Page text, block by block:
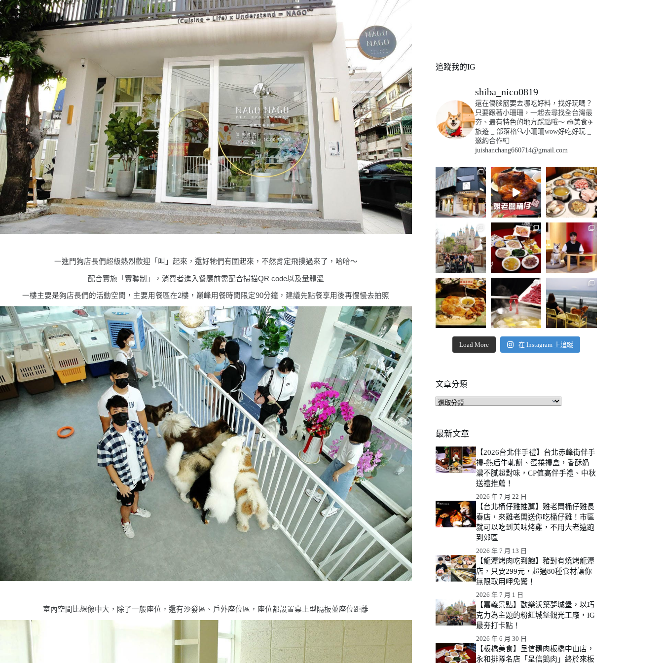
一進門狗店長們超級熱烈歡迎「叫」起來，還好牠們有圍起來，不然肯定飛撲過來了，哈哈〜
配合實施「實聯制」，消費者進入餐廳前需配合掃描QR code以及量體溫
一樓主要是狗店長們的活動空間，主要用餐區在2樓，巔峰用餐時間限定90分鐘，建議先點餐享用後再慢慢去拍照
室內空間比想像中大，除了一般座位，還有沙發區、戶外座位區，座位都設置桌上型隔板並座位距離
追蹤我的IG
shiba_nico0819
還在傷腦筋要去哪吃好料，找好玩嗎？
只要跟著小珊珊，一起去尋找全台灣最
夯、最有特色的地方踩點哦～ 🍰美食✈️
旅遊
部落格🔍小珊珊wow好吃好玩
邀約合作📮
juishanchang660714@gmail.com
Load More 在 Instagram 上追蹤
文章分類
文
類
最新文章
【2026台北伴手禮】台北赤峰街伴手
禮-熊后牛軋餅、蛋捲禮盒，香酥奶
濃不膩超對味，CP值高伴手禮、中秋
送禮推薦！
2026 年 7 月 22 日
【台北桶仔雞推薦】雞老闆桶仔雞長
春店，來雞老闆送你吃桶仔雞！市區
就可以吃到美味烤雞，不用大老遠跑
到郊區
2026 年 7 月 13 日
【龍潭烤肉吃到飽】豬對有燒烤龍潭
店，只要299元，超過80種食材讓你
無限取用呷免驚！
2026 年 7 月 1 日
【嘉義景點】歐樂沃築夢城堡，以巧
克力為主題的粉紅城堡觀光工廠，IG
最夯打卡點！
2026 年 6 月 30 日
【板橋美食】呈信鵝肉板橋中山店，
永和排隊名店「呈信鵝肉」終於來板